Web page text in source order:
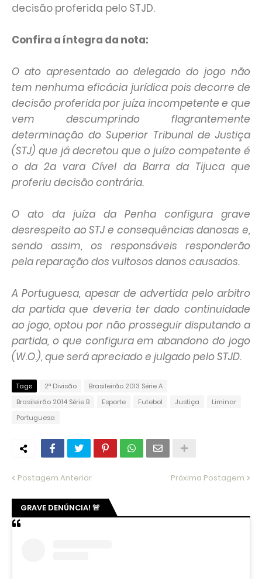
decisão proferida pelo STJD.
Confira a íntegra da nota:
O ato apresentado ao delegado do jogo não
tem nenhuma eficácia jurídica pois decorre de
decisão proferida por juíza incompetente e que
vem descumprindo flagrantemente
determinação do Superior Tribunal de Justiça
(STJ) que já decretou que o juízo competente é
o da 2a vara Cível da Barra da Tijuca que
proferiu decisão contrária.
O ato da juíza da Penha configura grave
desrespeito ao STJ e consequências danosas e,
sendo assim, os responsáveis responderão
pela reparação dos vultosos danos causados.
A Portuguesa, apesar de advertida pelo arbitro
da partida que deveria ter dado continuidade
ao jogo, optou por não prosseguir disputando a
partida, o que configura em abandono do jogo
(W.O.), que será apreciado e julgado pelo STJD.
Tags 2ª Divisão
Brasileirão 2013 Série A
Brasileirão 2014 Série B
Esporte Futebol Justiça
Liminar
Portuguesa
Postagem Anterior Próxima Postagem
GRAVE DENÚNCIA! 🚨